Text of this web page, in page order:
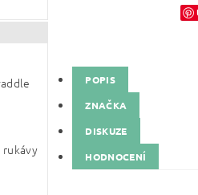
rukávy
POPIS
ZNAČKA
DISKUZE
HODNOCENÍ